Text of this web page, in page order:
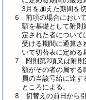
3月を加えた期間を
6
前項の場合におい
額を基礎として附則
定された者について
受ける期間に通算さ
いて切替表に定める
7
附則第2項又は附
額がその者の属する
員の当該号給に達
ところによる。
8
切替えの前日から